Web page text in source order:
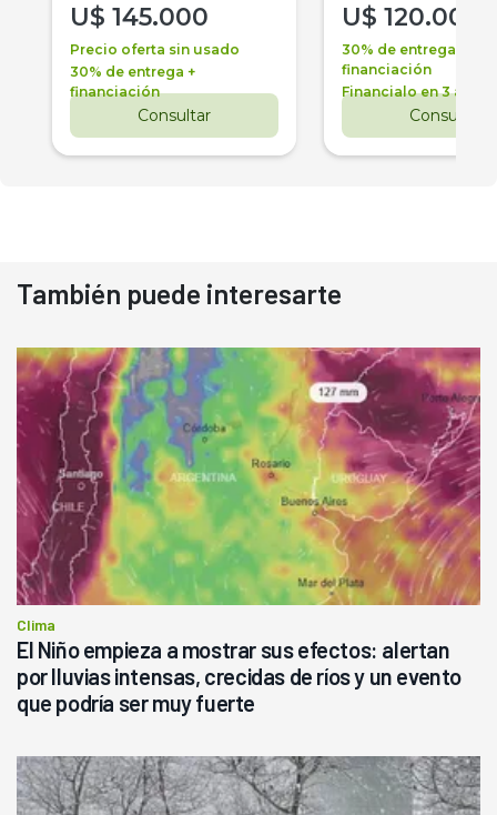
U$ 145.000
Precio oferta sin usado
30% de entrega +
financiación
Consultar
U$ 120.000
30% de entrega +
financiación
Financialo en 3 años
Consultar
También puede interesarte
Clima
El Niño empieza a mostrar sus efectos: alertan
por lluvias intensas, crecidas de ríos y un evento
que podría ser muy fuerte